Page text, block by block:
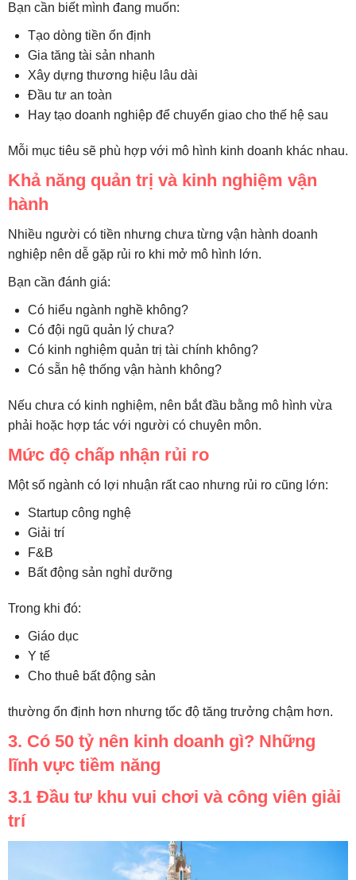
Bạn cần biết mình đang muốn:
Tạo dòng tiền ổn định
Gia tăng tài sản nhanh
Xây dựng thương hiệu lâu dài
Đầu tư an toàn
Hay tạo doanh nghiệp để chuyển giao cho thế hệ sau
Mỗi mục tiêu sẽ phù hợp với mô hình kinh doanh khác nhau.
Khả năng quản trị và kinh nghiệm vận
hành
Nhiều người có tiền nhưng chưa từng vận hành doanh
nghiệp nên dễ gặp rủi ro khi mở mô hình lớn.
Bạn cần đánh giá:
Có hiểu ngành nghề không?
Có đội ngũ quản lý chưa?
Có kinh nghiệm quản trị tài chính không?
Có sẵn hệ thống vận hành không?
Nếu chưa có kinh nghiệm, nên bắt đầu bằng mô hình vừa
phải hoặc hợp tác với người có chuyên môn.
Mức độ chấp nhận rủi ro
Một số ngành có lợi nhuận rất cao nhưng rủi ro cũng lớn:
Startup công nghệ
Giải trí
F&B
Bất động sản nghỉ dưỡng
Trong khi đó:
Giáo dục
Y tế
Cho thuê bất động sản
thường ổn định hơn nhưng tốc độ tăng trưởng chậm hơn.
3. Có 50 tỷ nên kinh doanh gì? Những
lĩnh vực tiềm năng
3.1 Đầu tư khu vui chơi và công viên giải
trí